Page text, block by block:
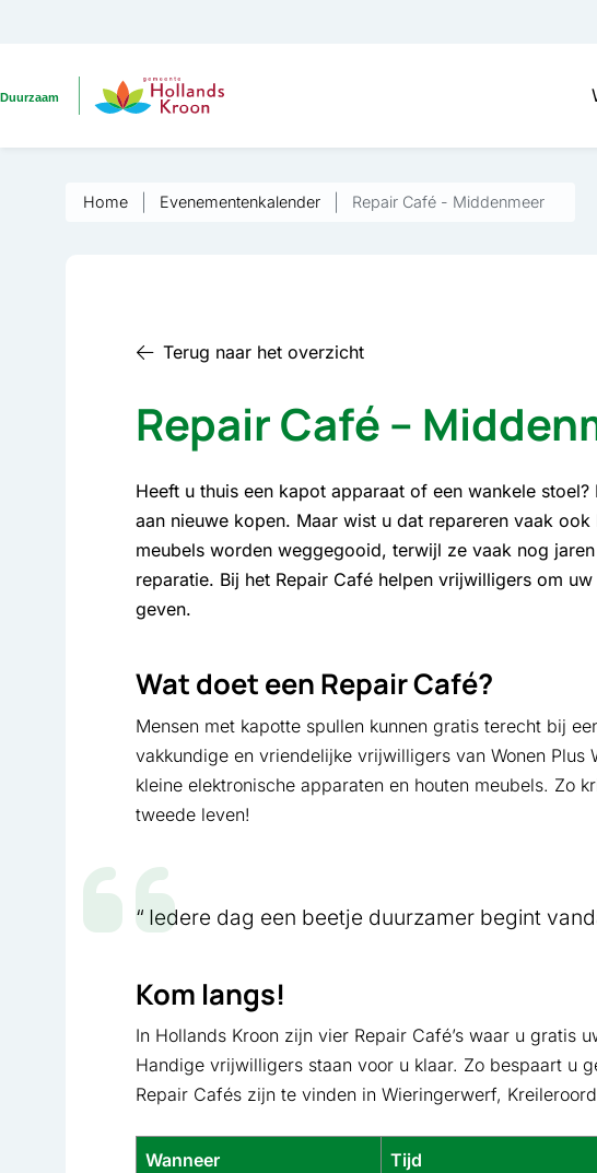
Home Evenementenkalender Repair Café - Middenmeer
Terug naar het overzicht
Repair Café –
Heeft u thuis een kapot apparaat of een wankele
aan nieuwe kopen. Maar wist u dat repareren vaak
meubels worden weggegooid, terwijl ze vaak nog
reparatie. Bij het Repair Café helpen vrijwilligers om
geven.
Wat doet een Repair Café?
Mensen met kapotte spullen kunnen gratis terecht bij
vakkundige en vriendelijke vrijwilligers van Wonen Plus
kleine elektronische apparaten en houten meubels. Zo
tweede leven!
Iedere dag een beetje duurzamer begint
Kom langs!
In Hollands Kroon zijn vier Repair Café’s waar u gratis
Handige vrijwilligers staan voor u klaar. Zo bespaart u
Repair Cafés zijn te vinden in Wieringerwerf,
Wanneer Tijd